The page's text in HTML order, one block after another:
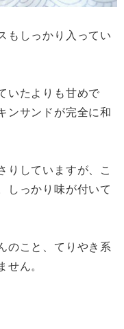
もしっかり入ってい
いたよりも甘めで
ンサンドが完全に和
りしていますが、こ
しっかり味が付いて
のこと、てりやき系
せん。